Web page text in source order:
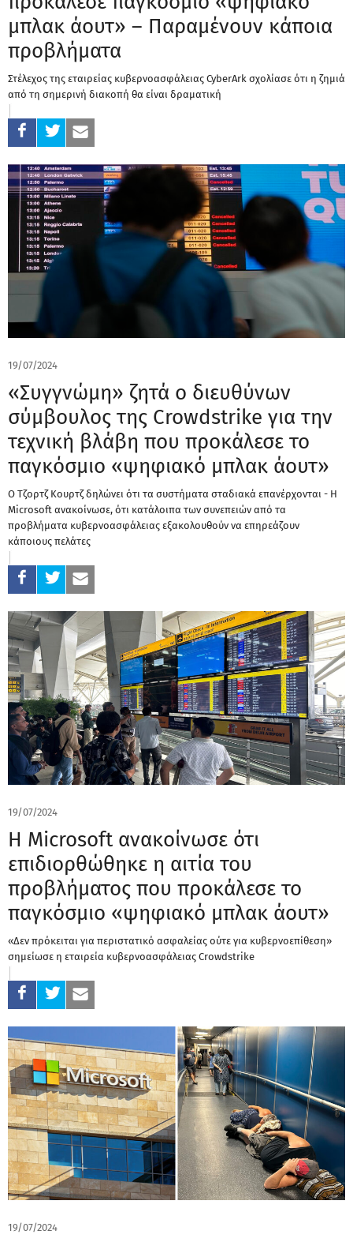
μπλακ άουτ» – Παραμένουν κάποια
προβλήματα
Στέλεχος της εταιρείας κυβερνοασφάλειας CyberArk σχολίασε ότι η ζημιά
από τη σημερινή διακοπή θα είναι δραματική
19/07/2024
«Συγγνώμη» ζητά ο διευθύνων
σύμβουλος της Crowdstrike για την
τεχνική βλάβη που προκάλεσε το
παγκόσμιο «ψηφιακό μπλακ άουτ»
Ο Τζορτζ Κουρτζ δηλώνει ότι τα συστήματα σταδιακά επανέρχονται - Η
Microsoft ανακοίνωσε, ότι κατάλοιπα των συνεπειών από τα
προβλήματα κυβερνοασφάλειας εξακολουθούν να επηρεάζουν
κάποιους πελάτες
19/07/2024
Η Microsoft ανακοίνωσε ότι
επιδιορθώθηκε η αιτία του
προβλήματος που προκάλεσε το
παγκόσμιο «ψηφιακό μπλακ άουτ»
«Δεν πρόκειται για περιστατικό ασφαλείας ούτε για κυβερνοεπίθεση»
σημείωσε η εταιρεία κυβερνοασφάλειας Crowdstrike
19/07/2024